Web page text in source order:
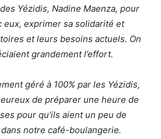
Yézidis, Nadine Maenza, pour
eux, exprimer sa solidarité et
et leurs besoins actuels. On
grandement l’effort.
géré à 100% par les Yézidis,
de préparer une heure de
pour qu’ils aient un peu de
notre café-boulangerie.